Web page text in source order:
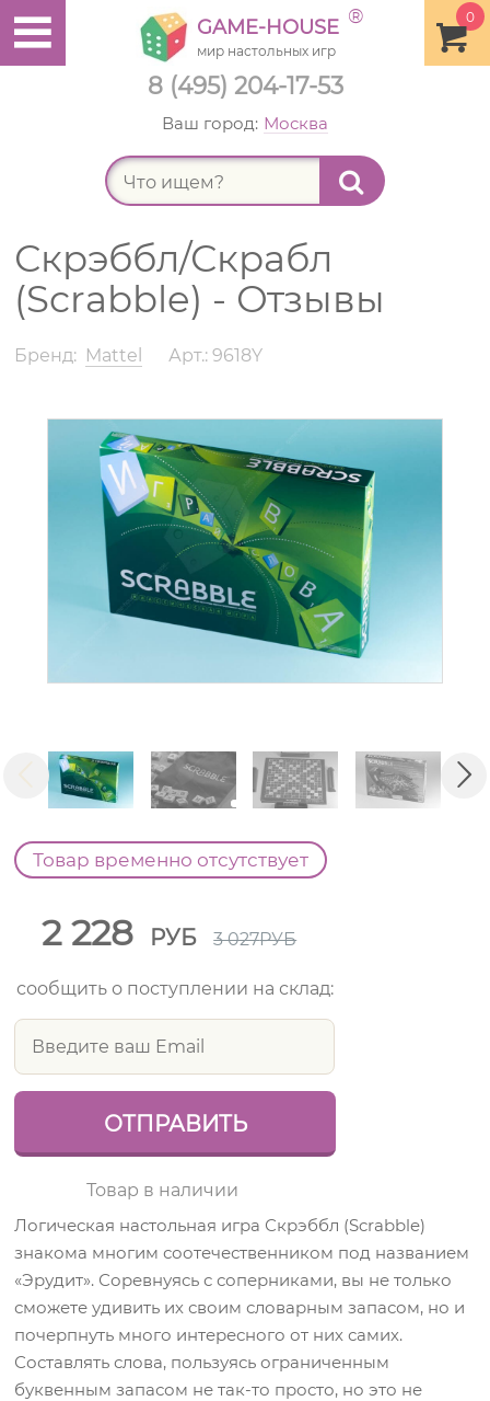
8 (495) 204-17-53
0
GAME-HOUSE ®
мир настольных игр
Ваш город: Москва
Скрэббл/Скрабл
(Scrabble) - Отзывы
Бренд: Mattel Арт.: 9618Y
Товар временно отсутствует
2 228 РУБ 3 027РУБ
сообщить о поступлении на склад:
Товар в наличии
Логическая настольная игра Скрэббл (Scrabble)
знакома многим соотечественником под названием
«Эрудит». Соревнуясь с соперниками, вы не только
сможете удивить их своим словарным запасом, но и
почерпнуть много интересного от них самих.
Составлять слова, пользуясь ограниченным
буквенным запасом не так-то просто, но это не